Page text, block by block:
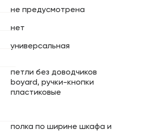
не предусмотрена
нет
универсальная
петли без доводчиков
boyard, ручки-кнопки
пластиковые
полка по ширине шкафа и